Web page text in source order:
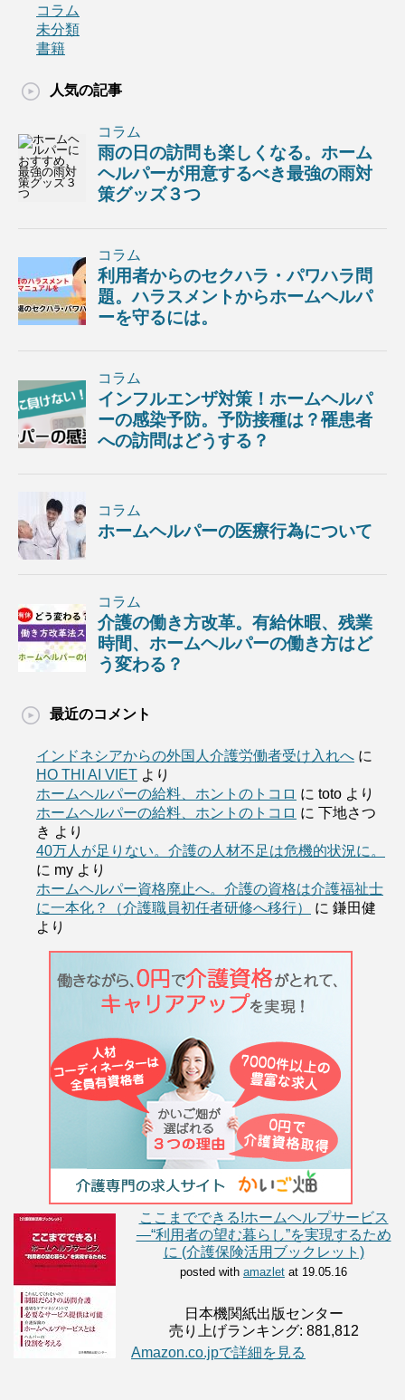
コラム
未分類
書籍
人気の記事
最近のコメント
インドネシアからの外国人介護労働者受け入れへ に
HO THI AI VIET より
ホームヘルパーの給料、ホントのトコロ に toto より
ホームヘルパーの給料、ホントのトコロ に 下地さつ
き より
40万人が足りない。介護の人材不足は危機的状況に。
に my より
ホームヘルパー資格廃止へ。介護の資格は介護福祉士
に一本化？（介護職員初任者研修へ移行）
に 鎌田健
より
ここまでできる!ホームヘルプサービス
―“利用者の望む暮らし”を実現するため
に (介護保険活用ブックレット)
posted with amazlet at 19.05.16
日本機関紙出版センター
売り上げランキング: 881,812
Amazon.co.jpで詳細を見る